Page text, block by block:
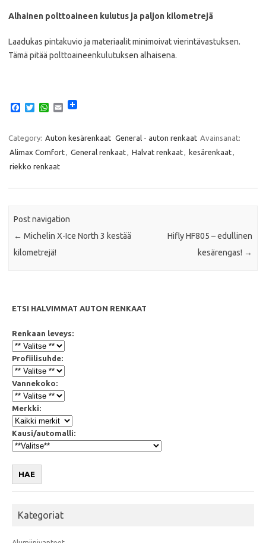
Alhainen polttoaineen kulutus ja paljon kilometrejä
Laadukas pintakuvio ja materiaalit minimoivat vierintävastuksen.
Tämä pitää polttoaineenkulutuksen alhaisena.
e
b
o
o
T
t
t
e
r
W
t
A
p
E
i
Category: Auton kesärenkaat General - auton renkaat Avainsanat:
Alimax Comfort
General renkaat Halvat renkaat kesärenkaat
riekko renkaat
Post navigation
← Michelin X-Ice North 3 kestää
kilometrejä!
Hifly HF805 – edullinen
kesärengas! →
ETSI HALVIMMAT AUTON RENKAAT
Renkaan leveys:
Profiilisuhde:
Vannekoko:
Merkki:
Kausi/automalli:
HAE
Kategoriat